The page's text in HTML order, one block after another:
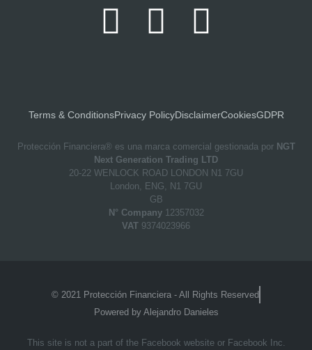
Terms & ConditionsPrivacy PolicyDisclaimerCookiesGDPR
Protección Financiera® es una marca comercial gestionada por NGT
Next Generation Trading LTD
20-22 WENLOCK ROAD LONDON N1 7GU
London, ENG, N1 7GU
GB
N° Company12357032
VAT 9374023966
© 2021 Protección Financiera - All Rights Reserved
Powered by Alejandro Danieles
This site is not a part of the Facebook website or Facebook Inc.